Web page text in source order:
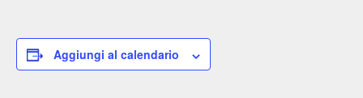
Aggiungi al calendario